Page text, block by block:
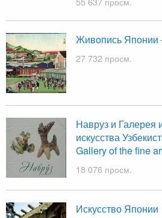
Живопись Японии
27 732 просм.
Навруз и Галерея
искусства
Gallery of the fine
18 076 просм.
Искусство Японии